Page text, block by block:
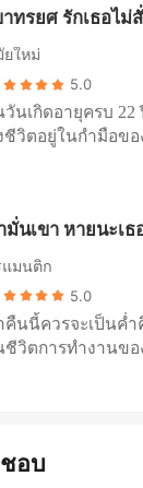
มาในอ้อมแขน แล้
มอทันที ทิ้งให้ฉันกับ
นอยู่ตรงนั้น เสียง
ผ่านกระแสจิตของ
อบครัวกำลังรอฉั
งที่สุดในโลก
า คีร่า...ผู้หญิงคนเ
เราะร่าเริงในวิดีโ
าเรียกเธอว่า “คู่หูปี
มีอะไรเกินเลย แล้วเธอก็ทำพลาด
งใหญ่ที่ทำให้บริษัท
หมดมาให้ฉัน “ถ้าทนแรงกดดันที่นี่
ไหว” เขาพูดด้วยน้
บสำนักงานใหญ่ไปเลยไ
สร้างชีวิตทั้งชีวิตใ
ปกป้องผู้หญิงคนอื่น และในวิน
มองตรงไปที่แฟนของฉัน น้ำ
ารถนาเดียวของฉั
เหลืออยู่กับคีน ลูกส
งสาวของสามีในน
รโชกทรัพย์สินมห
ด้ แล้วทนายฝ่ายตรงข้ามก็เดิน
วามของเขาตบหน้า
จะพรากลูกสาวไป
นแม่ที่ไม่ดีพอ “เซ็นซะ” เขาพูด น้ำ
ยงเย็นเยียบราวกับ
เราจะได้เห็นดีกัน
าทุกอย่างไปจากคุ
เขาไม่รู้ว่าคีนคือลูกของเขา
รอบครัวของเธอเ
ฉันจนพินาศ ฉันยอมสละทุกอย่าง
าทรยศ รักเธอไม่
ยใหม่
5.0
วันเกิดอายุครบ
ชีวิตอยู่ในกำมือข
งเอวา น้องสาวบุญ
าเอาเงินของฉันไป
มื่อฉันโวยวาย พวกเขากลับด่า
นเห็นแก่ตัวและใจดำ "ถ้า
ามเมตตา" เจตน์
ดีฟส์ ทริปที่พวกเข
คำมั่นเขา หายนะเ
แมนติก
5.0
คืนนี้ควรจะเป็นค่
ชีวิตการทำงานขอ
า คเชนทร์ คู่หมั้นข
อบ